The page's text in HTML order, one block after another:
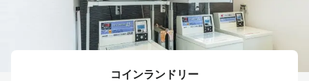
コインランドリー